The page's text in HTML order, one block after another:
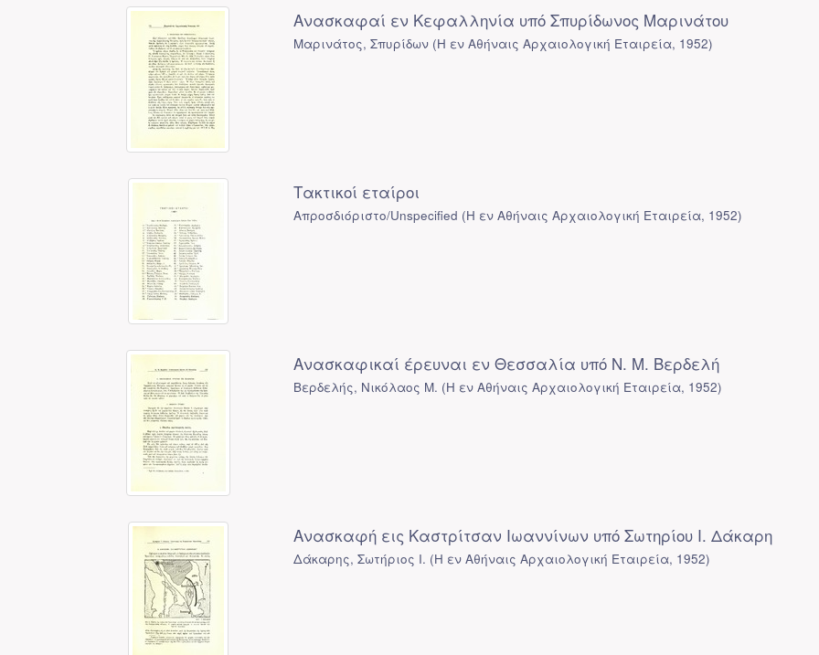
Ανασκαφαί εν Κεφαλληνία υπό Σπυρίδωνος Μαρινάτου
Μαρινάτος, Σπυρίδων (Η εν Αθήναις Αρχαιολογική Εταιρεία, 1952)
Τακτικοί εταίροι
Απροσδιόριστο/Unspecified (Η εν Αθήναις Αρχαιολογική Εταιρεία, 1952)
Ανασκαφικαί έρευναι εν Θεσσαλία υπό Ν. Μ. Βερδελή
Βερδελής, Νικόλαος Μ. (Η εν Αθήναις Αρχαιολογική Εταιρεία, 1952)
Ανασκαφή εις Καστρίτσαν Ιωαννίνων υπό Σωτηρίου Ι. Δάκαρη
Δάκαρης, Σωτήριος Ι. (Η εν Αθήναις Αρχαιολογική Εταιρεία, 1952)